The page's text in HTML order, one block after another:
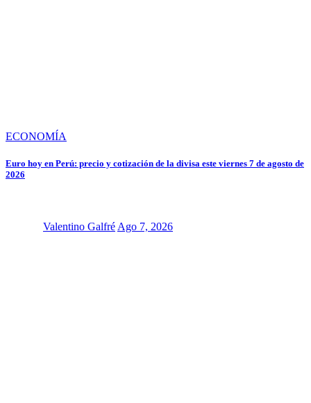
ECONOMÍA
Euro hoy en Perú: precio y cotización de la divisa este viernes 7 de agosto de
2026
Valentino GalfréAgo 7, 2026